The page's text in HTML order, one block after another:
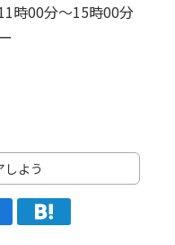
時00分～15時00分
しよう